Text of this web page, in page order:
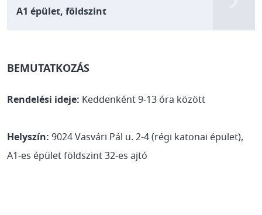
A1 épület, földszint
BEMUTATKOZÁS
Rendelési ideje: Keddenként 9-13 óra között
Helyszín: 9024 Vasvári Pál u. 2-4 (régi katonai épület),
A1-es épület földszint 32-es ajtó